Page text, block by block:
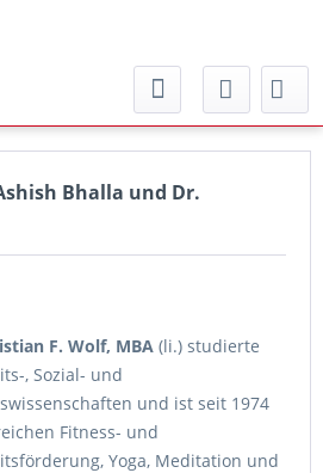
Bhalla und Dr.
F. Wolf, MBA (li.) studierte
, Sozial- und
und ist seit 1974
Fitness- und
Yoga, Meditation und